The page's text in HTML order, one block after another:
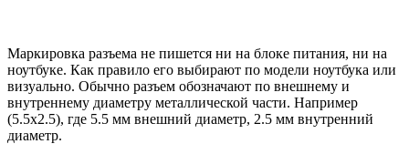
Маркировка разъема не пишется ни на блоке питания, ни на
ноутбуке. Как правило его выбирают по модели ноутбука или
визуально. Обычно разъем обозначают по внешнему и
внутреннему диаметру металлической части. Например
(5.5x2.5), где 5.5 мм внешний диаметр, 2.5 мм внутренний
диаметр.